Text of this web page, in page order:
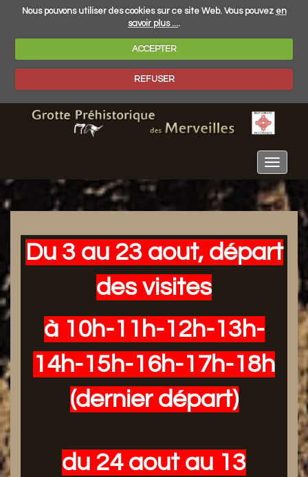
Nous pouvons utiliser des cookies sur ce site Web. Vous pouvez en
savoir plus ....
ACCEPTER
REFUSER
Toggle
Du 3 au 23 aout, départ
des visites
à 10h-11h-12h-13h-
14h-15h-16h-17h-18h
(dernier départ)
du 24 aout au 13